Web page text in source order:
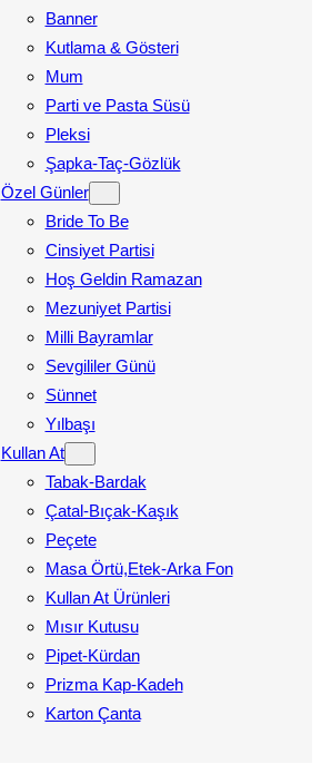
Banner
Kutlama & Gösteri
Mum
Parti ve Pasta Süsü
Pleksi
Şapka-Taç-Gözlük
Özel Günler
Bride To Be
Cinsiyet Partisi
Hoş Geldin Ramazan
Mezuniyet Partisi
Milli Bayramlar
Sevgililer Günü
Sünnet
Yılbaşı
Kullan At
Tabak-Bardak
Çatal-Bıçak-Kaşık
Peçete
Masa Örtü,Etek-Arka Fon
Kullan At Ürünleri
Mısır Kutusu
Pipet-Kürdan
Prizma Kap-Kadeh
Karton Çanta